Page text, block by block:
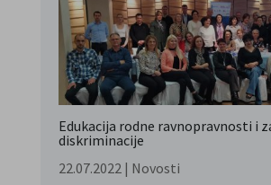
Edukacija rodne ravnopravnosti i
diskriminacije
22.07.2022 | Novosti